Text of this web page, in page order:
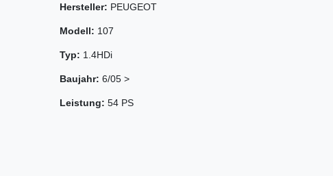
Hersteller: PEUGEOT
Modell: 107
Typ: 1.4HDi
Baujahr: 6/05 >
Leistung: 54 PS